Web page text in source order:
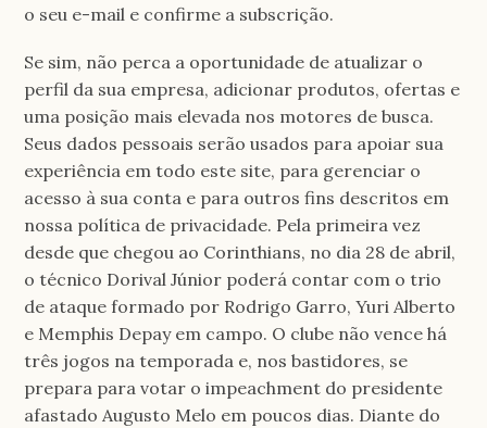
o seu e-mail e confirme a subscrição.
Se sim, não perca a oportunidade de atualizar o
perfil da sua empresa, adicionar produtos, ofertas e
uma posição mais elevada nos motores de busca.
Seus dados pessoais serão usados ​​para apoiar sua
experiência em todo este site, para gerenciar o
acesso à sua conta e para outros fins descritos em
nossa política de privacidade. Pela primeira vez
desde que chegou ao Corinthians, no dia 28 de abril,
o técnico Dorival Júnior poderá contar com o trio
de ataque formado por Rodrigo Garro, Yuri Alberto
e Memphis Depay em campo. O clube não vence há
três jogos na temporada e, nos bastidores, se
prepara para votar o impeachment do presidente
afastado Augusto Melo em poucos dias. Diante do